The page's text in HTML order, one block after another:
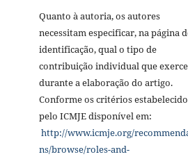
Quanto à autoria, os autores
necessitam especificar, na página
identificação, qual o tipo de
contribuição individual que
durante a elaboração do artigo.
Conforme os critérios
pelo ICMJE disponível em:
http://www.icmje.org/
ns/browse/roles-and-